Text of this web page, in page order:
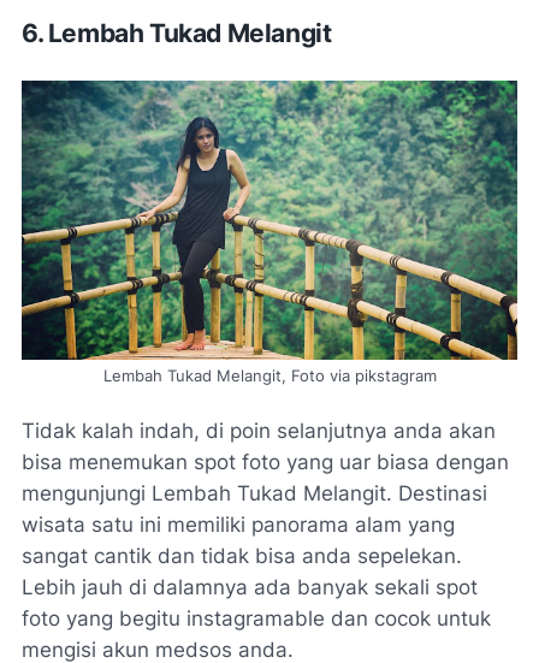
6. Lembah Tukad Melangit
Lembah Tukad Melangit, Foto via pikstagram
Tidak kalah indah, di poin selanjutnya anda akan
bisa menemukan spot foto yang uar biasa dengan
mengunjungi Lembah Tukad Melangit. Destinasi
wisata satu ini memiliki panorama alam yang
sangat cantik dan tidak bisa anda sepelekan.
Lebih jauh di dalamnya ada banyak sekali spot
foto yang begitu instagramable dan cocok untuk
mengisi akun medsos anda.